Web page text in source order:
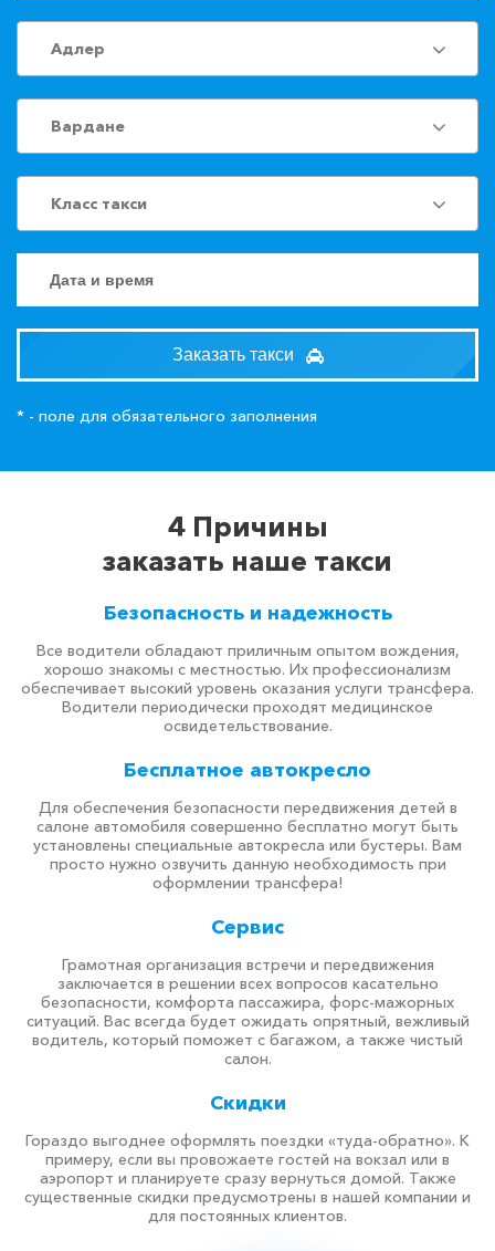
Адлер
Вардане
Класс такси
Заказать такси
* - поле для обязательного заполнения
4 Причины
заказать наше такси
Безопасность и надежность
Все водители обладают приличным опытом вождения,
хорошо знакомы с местностью. Их профессионализм
обеспечивает высокий уровень оказания услуги трансфера.
Водители периодически проходят медицинское
освидетельствование.
Бесплатное автокресло
Для обеспечения безопасности передвижения детей в
салоне автомобиля совершенно бесплатно могут быть
установлены специальные автокресла или бустеры. Вам
просто нужно озвучить данную необходимость при
оформлении трансфера!
Сервис
Грамотная организация встречи и передвижения
заключается в решении всех вопросов касательно
безопасности, комфорта пассажира, форс-мажорных
ситуаций. Вас всегда будет ожидать опрятный, вежливый
водитель, который поможет с багажом, а также чистый
салон.
Скидки
Гораздо выгоднее оформлять поездки «туда-обратно». К
примеру, если вы провожаете гостей на вокзал или в
аэропорт и планируете сразу вернуться домой. Также
существенные скидки предусмотрены в нашей компании и
для постоянных клиентов.